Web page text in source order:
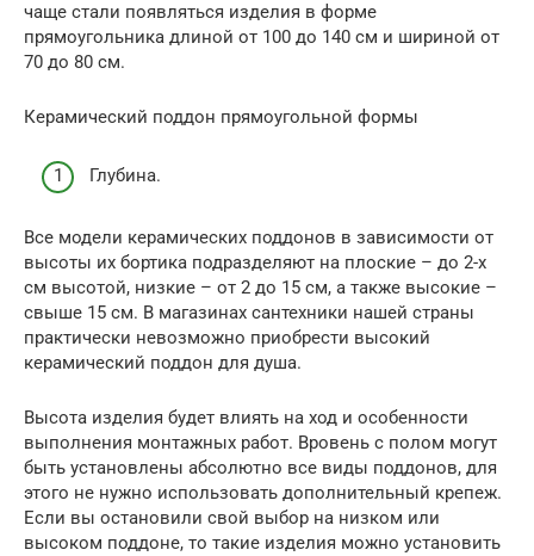
чаще стали появляться изделия в форме
прямоугольника длиной от 100 до 140 см и шириной от
70 до 80 см.
Керамический поддон прямоугольной формы
Глубина.
Все модели керамических поддонов в зависимости от
высоты их бортика подразделяют на плоские – до 2-х
см высотой, низкие – от 2 до 15 см, а также высокие –
свыше 15 см. В магазинах сантехники нашей страны
практически невозможно приобрести высокий
керамический поддон для душа.
Высота изделия будет влиять на ход и особенности
выполнения монтажных работ. Вровень с полом могут
быть установлены абсолютно все виды поддонов, для
этого не нужно использовать дополнительный крепеж.
Если вы остановили свой выбор на низком или
высоком поддоне, то такие изделия можно установить